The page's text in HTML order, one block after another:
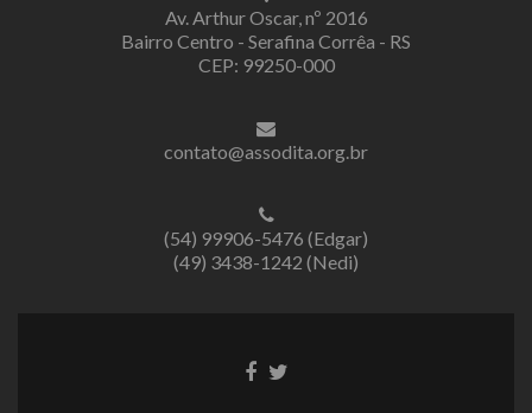
Av. Arthur Oscar, nº 2016
Bairro Centro - Serafina Corrêa - RS
CEP: 99250-000
contato@assodita.org.br
(54) 99906-5476 (Edgar)
(49) 3438-1242 (Nedi)
LinkLink